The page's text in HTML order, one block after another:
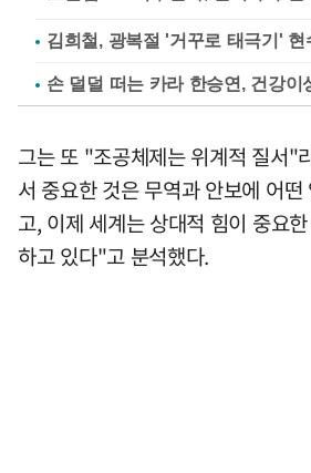
김희철, 광복절 '거꾸로 태극기'
손 덜덜 떠는 카라 한승연, 건강이
그는 또 "조공체제는 위계적 질서"
서 중요한 것은 무역과 안보에 어떤
고, 이제 세계는 상대적 힘이 중요
하고 있다"고 분석했다.